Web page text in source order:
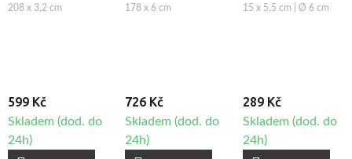
Power Band -
208 x 3,2 cm
599 Kč
Skladem (dod. do
24h)
Band
178 x 6 cm
726 Kč
Skladem (dod. do
24h)
Fascia Roller Set
15 x 5,5 cm | Ø 6 cm
289 Kč
Skladem (dod. do
24h)